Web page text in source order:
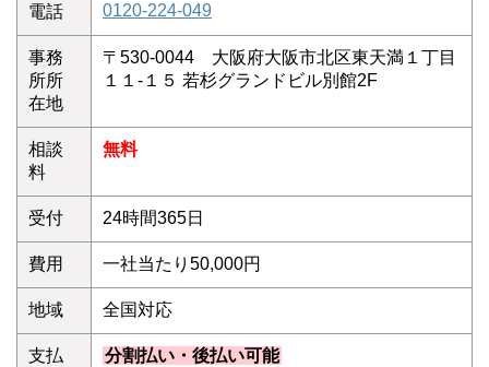
電話 0120-224-049
事務
所所
在地
〒530-0044 大阪府大阪市北区東天満１丁目
１１-１５ 若杉グランドビル別館2F
相談
料
無料
受付 24時間365日
費用 一社当たり50,000円
地域 全国対応
支払
分割払い・後払い可能